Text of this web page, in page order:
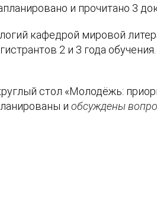
и прочитано 3
кафедрой мировой
2 и 3 года обучения.
стол «Молодёжь:
иобсуждены